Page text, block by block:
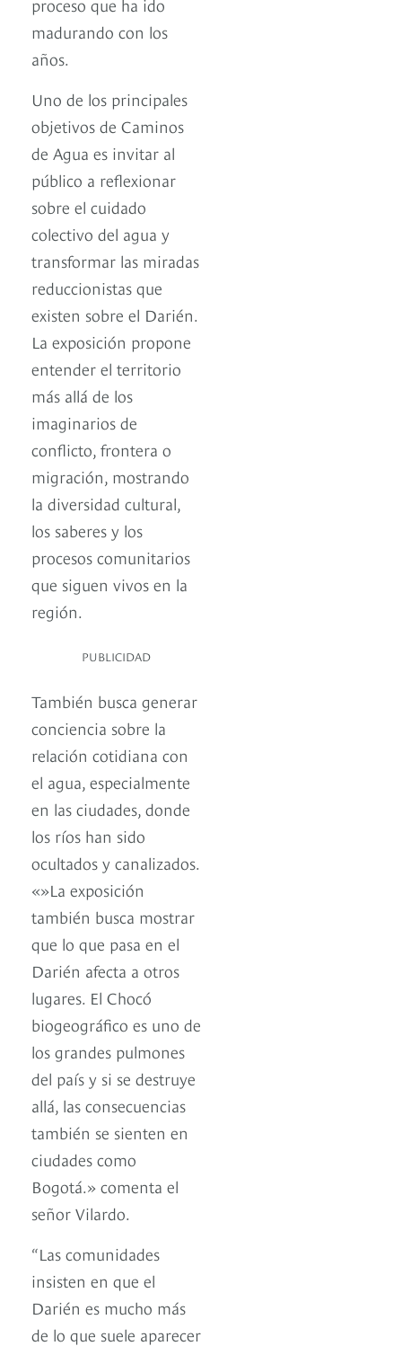
madurando con los
años.
Uno de los principales
objetivos de Caminos
de Agua es invitar al
público a reflexionar
sobre el cuidado
colectivo del agua y
transformar las miradas
reduccionistas que
existen sobre el Darién.
La exposición propone
entender el territorio
más allá de los
imaginarios de
conflicto, frontera o
migración, mostrando
la diversidad cultural,
los saberes y los
procesos comunitarios
que siguen vivos en la
región.
PUBLICIDAD
También busca generar
conciencia sobre la
relación cotidiana con
el agua, especialmente
en las ciudades, donde
los ríos han sido
ocultados y canalizados.
«»La exposición
también busca mostrar
que lo que pasa en el
Darién afecta a otros
lugares. El Chocó
biogeográfico es uno de
los grandes pulmones
del país y si se destruye
allá, las consecuencias
también se sienten en
ciudades como
Bogotá.» comenta el
señor Vilardo.
“Las comunidades
insisten en que el
Darién es mucho más
de lo que suele aparecer